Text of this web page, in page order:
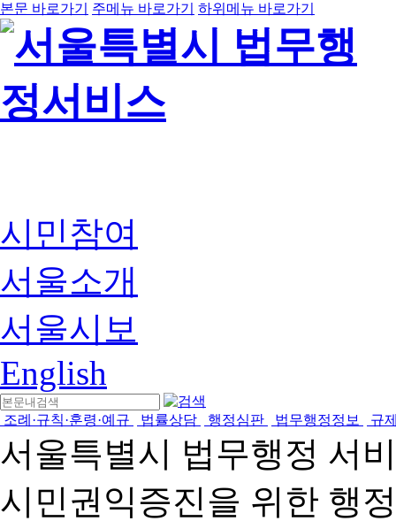
본문 바로가기 주메뉴 바로가기 하위메뉴 바로가기
시민참여
서울소개
서울시보
English
조례·규칙·훈령·예규 법률상담 행정심판 법무행정정보 규
서울특별시 법무행정 서
시민권익증진을 위한 행